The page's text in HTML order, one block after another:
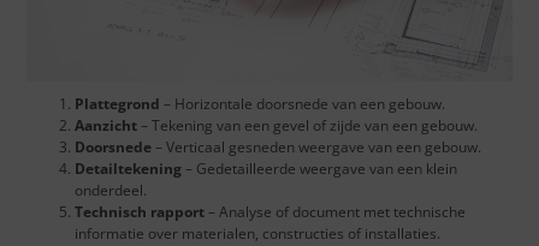
Plattegrond – Horizontale doorsnede van een gebouw.
Aanzicht– Tekening van een gevel of zijde van een gebouw.
Doorsnede– Verticaal gesneden weergave van een gebouw.
Detailtekening– Gedetailleerde weergave van een klein
onderdeel.
Technisch rapport– Analyse of document met technische
informatie over materialen, constructies of installaties.